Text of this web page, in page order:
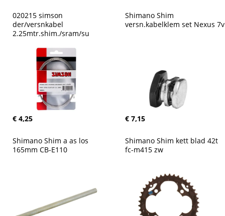
020215 simson
der/versnkabel
2.25mtr.shim./sram/su
€ 4,25
Shimano Shim
versn.kabelklem set Nexus 7v
€ 7,15
Shimano Shim a as los
165mm CB-E110
Shimano Shim kett blad 42t
fc-m415 zw